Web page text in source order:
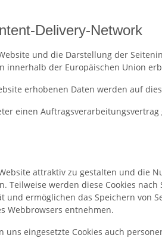
Delivery-Network
und die Darstellung der
innerhalb der Europäischen Union
erhobenen Daten werden auf
einen
attraktiv zu gestalten und die
Teilweise werden diese Cookies
und ermöglichen das Speichern von
Webbrowsers entnehmen.
uns eingesetzte Cookies auch